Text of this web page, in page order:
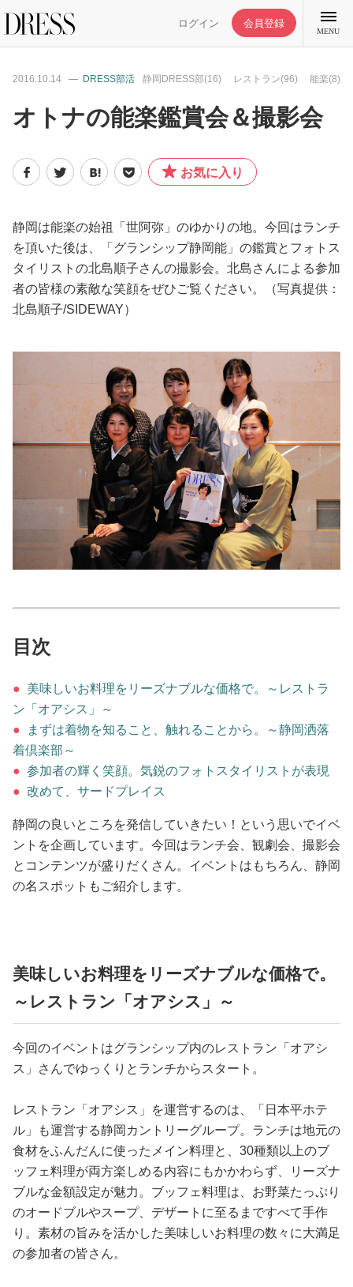
ログイン 会員登録
MENU
ライフスタイル
ファッション
美容/健康
ワークスタイル
妊娠/出産/家族
ココロ/カラダ
グルメ
占い
2016.10.14 DRESS部活 静岡DRESS部(16) レストラン(96) 能楽(8)
オトナの能楽鑑賞会＆撮影会
お気に入り
静岡は能楽の始祖「世阿弥」のゆかりの地。今回はランチ
を頂いた後は、「グランシップ静岡能」の鑑賞とフォトス
タイリストの北島順子さんの撮影会。北島さんによる参加
者の皆様の素敵な笑顔をぜひご覧ください。（写真提供：
北島順子/SIDEWAY）
目次
● 美味しいお料理をリーズナブルな価格で。～レストラ
ン「オアシス」～
●
まずは着物を知ること、触れることから。～静岡洒落
着倶楽部～
● 参加者の輝く笑顔。気鋭のフォトスタイリストが表現
● 改めて、サードプレイス
静岡の良いところを発信していきたい！という思いでイベ
ントを企画しています。今回はランチ会、観劇会、撮影会
とコンテンツが盛りだくさん。イベントはもちろん、静岡
の名スポットもご紹介します。
美味しいお料理をリーズナブルな価格で。
～レストラン「オアシス」～
今回のイベントはグランシップ内のレストラン「オアシ
ス」さんでゆっくりとランチからスタート。
レストラン「オアシス」を運営するのは、「日本平ホテ
ル」も運営する静岡カントリーグループ。ランチは地元の
食材をふんだんに使ったメイン料理と、30種類以上のブ
ッフェ料理が両方楽しめる内容にもかかわらず、リーズナ
ブルな金額設定が魅力。ブッフェ料理は、お野菜たっぷり
のオードブルやスープ、デザートに至るまですべて手作
り。素材の旨みを活かした美味しいお料理の数々に大満足
の参加者の皆さん。